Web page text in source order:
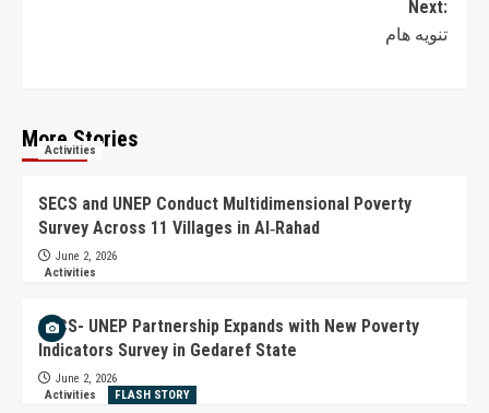
Next:
تنويه هام
More Stories
Activities
SECS and UNEP Conduct Multidimensional Poverty
Survey Across 11 Villages in Al‑Rahad
June 2, 2026
Activities
SECS- UNEP Partnership Expands with New Poverty
Indicators Survey in Gedaref State
June 2, 2026
Activities
FLASH STORY